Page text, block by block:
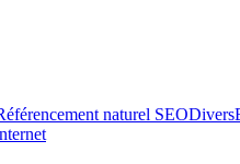
naturel SEODivers